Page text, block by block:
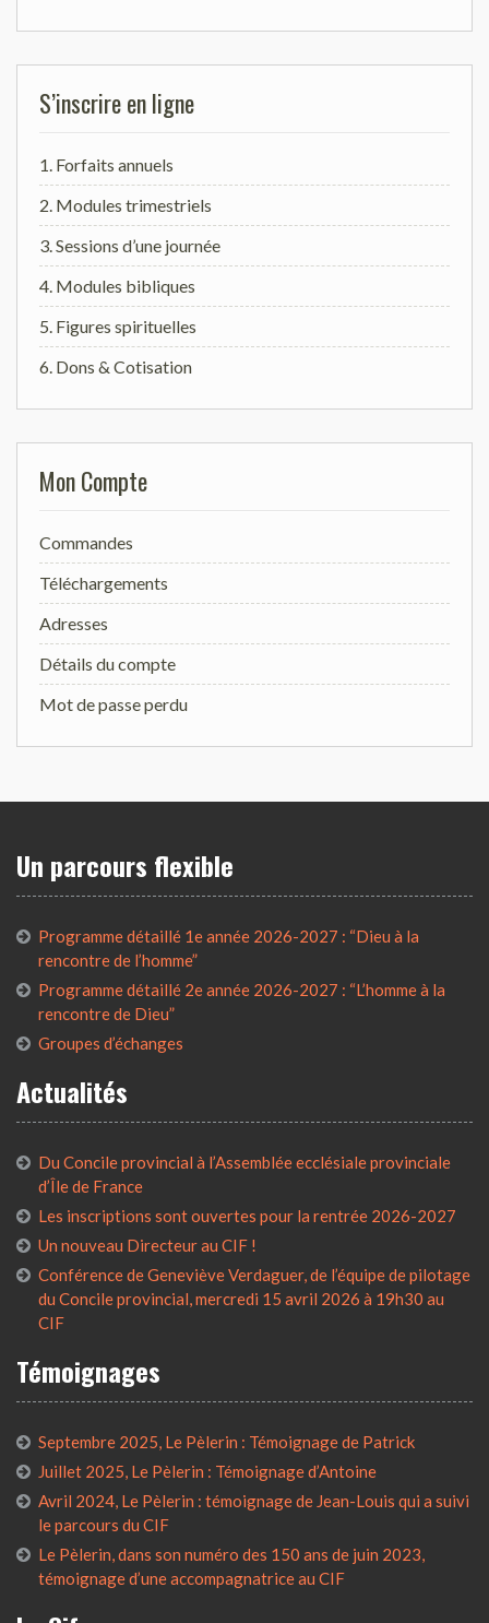
S’inscrire en ligne
1. Forfaits annuels
2. Modules trimestriels
3. Sessions d’une journée
4. Modules bibliques
5. Figures spirituelles
6. Dons & Cotisation
Mon Compte
Commandes
Téléchargements
Adresses
Détails du compte
Mot de passe perdu
Un parcours flexible
Programme détaillé 1e année 2026-2027 : “Dieu à la
rencontre de l’homme”
Programme détaillé 2e année 2026-2027 : “L’homme à la
rencontre de Dieu”
Groupes d’échanges
Actualités
Du Concile provincial à l’Assemblée ecclésiale provinciale
d’Île de France
Les inscriptions sont ouvertes pour la rentrée 2026-2027
Un nouveau Directeur au CIF !
Conférence de Geneviève Verdaguer, de l’équipe de pilotage
du Concile provincial, mercredi 15 avril 2026 à 19h30 au
CIF
Témoignages
Septembre 2025, Le Pèlerin : Témoignage de Patrick
Juillet 2025, Le Pèlerin : Témoignage d’Antoine
Avril 2024, Le Pèlerin : témoignage de Jean-Louis qui a suivi
le parcours du CIF
Le Pèlerin, dans son numéro des 150 ans de juin 2023,
témoignage d’une accompagnatrice au CIF